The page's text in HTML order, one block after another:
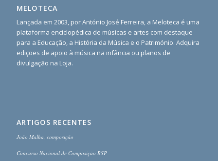
MELOTECA
Lançada em 2003, por António José Ferreira, a Meloteca é uma
plataforma enciclopédica de músicas e artes com destaque
para a Educação, a História da Música e o Património. Adquira
edições de apoio à música na infância ou planos de
divulgação na Loja.
ARTIGOS RECENTES
João Malha, composição
Concurso Nacional de Composição BSP